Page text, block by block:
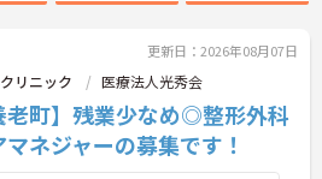
更新日：2026年08月07日
リニック 医療法人光秀会
老町】残業少なめ◎整形外科
ネジャーの募集です！